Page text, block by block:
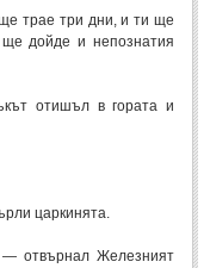
трае три дни, и ти ще
дойде и непознатия
отишъл в гората и
царкинята.
отвърнал Железният